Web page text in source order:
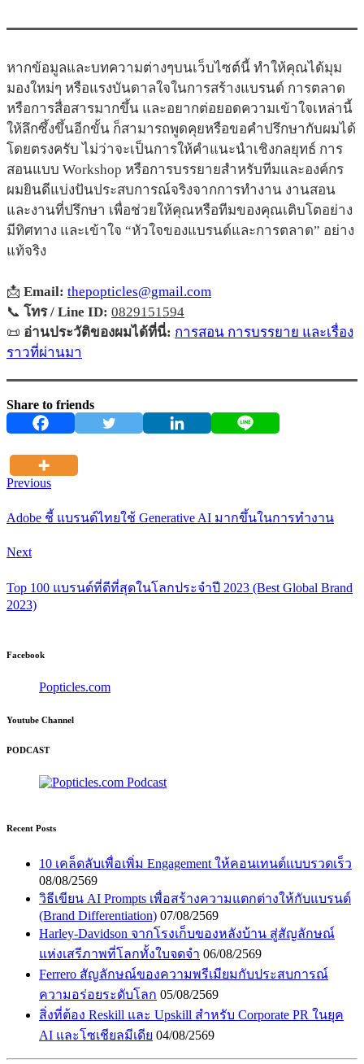
หากข้อมูลและบทความต่างๆบนเว็บไซต์นี้ ทำให้คุณได้มุม
มองใหม่ๆ หรือแรงบันดาลใจในการสร้างแบรนด์ การตลาด
หรือการสื่อสารมากขึ้น และอยากต่อยอดความเข้าใจเหล่านี้
ให้ลึกซึ้งขึ้นอีกขั้น ก็สามารถพูดคุยหรือขอคำปรึกษากับผมได้
โดยตรงครับ ไม่ว่าจะเป็นการให้คำแนะนำเชิงกลยุทธ์ การ
สอนแบบ Workshop หรือการบรรยายสำหรับทีมและองค์กร
ผมยินดีแบ่งปันประสบการณ์จริงจากการทำงาน งานสอน
และงานที่ปรึกษา เพื่อช่วยให้คุณหรือทีมของคุณเติบโตอย่าง
มีทิศทาง และเข้าใจ “หัวใจของแบรนด์และการตลาด” อย่าง
แท้จริง
📩 Email: thepopticles@gmail.com
📞 โทร / Line ID: 0829151594
📜 อ่านประวัติของผมได้ที่นี่: การสอน การบรรยาย และเรื่อง
ราวที่ผ่านมา
Share to friends
Previous
Adobe ชี้ แบรนด์ไทยใช้ Generative AI มากขึ้นในการทำงาน
Next
Top 100 แบรนด์ที่ดีที่สุดในโลกประจำปี 2023 (Best Global Brand
2023)
Facebook
Popticles.com
Youtube Channel
PODCAST
Recent Posts
10 เคล็ดลับเพื่อเพิ่ม Engagement ให้คอนเทนต์แบบรวดเร็ว
08/08/2569
วิธีเขียน AI Prompts เพื่อสร้างความแตกต่างให้กับแบรนด์
(Brand Differentiation) 07/08/2569
Harley-Davidson จากโรงเก็บของหลังบ้าน สู่สัญลักษณ์
แห่งเสรีภาพที่โลกทั้งใบจดจำ 06/08/2569
Ferrero สัญลักษณ์ของความพรีเมียมกับประสบการณ์
ความอร่อยระดับโลก 05/08/2569
สิ่งที่ต้อง Reskill และ Upskill สำหรับ Corporate PR ในยุค
AI และโซเชียลมีเดีย 04/08/2569